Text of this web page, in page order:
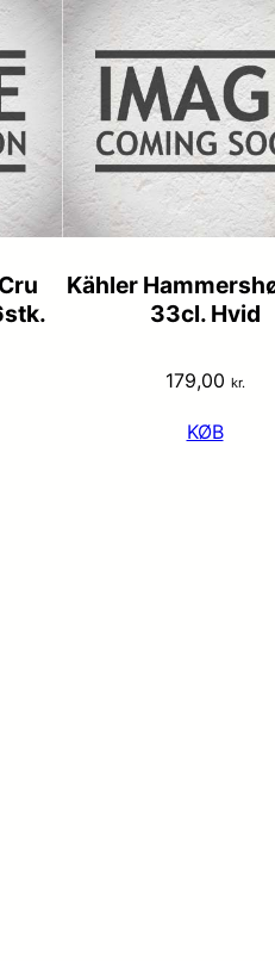
Kähler
33cl. Hvid
179,00 kr.
KØB